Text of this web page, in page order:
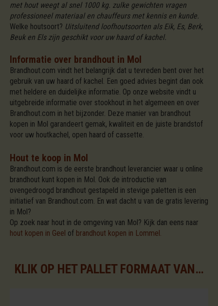
met hout weegt al snel 1000 kg. zulke gewichten vragen
professioneel materiaal en chauffeurs met kennis en kunde.
Welke houtsoort? Uitsluitend loofhoutsoorten als Eik, Es, Berk,
Beuk en Els zijn geschikt voor uw haard of kachel.
Informatie over brandhout in Mol
Brandhout.com vindt het belangrijk dat u tevreden bent over het
gebruik van uw haard of kachel. Een goed advies begint dan ook
met heldere en duidelijke informatie. Op onze website vindt u
uitgebreide informatie over stookhout in het algemeen en over
Brandhout.com in het bijzonder. Deze manier van brandhout
kopen in Mol garandeert gemak, kwaliteit en de juiste brandstof
voor uw houtkachel, open haard of cassette.
Hout te koop in Mol
Brandhout.com is de eerste brandhout leverancier waar u online
brandhout kunt kopen in Mol. Ook de introductie van
ovengedroogd brandhout gestapeld in stevige paletten is een
initiatief van Brandhout.com. En wat dacht u van de gratis levering
in Mol?
Op zoek naar hout in de omgeving van Mol? Kijk dan eens naar
hout kopen in Geel of brandhout kopen in Lommel.
KLIK OP HET PALLET FORMAAT VAN UW KEUZE VOOR DE BESCHIKBARE ASSORTIMENTEN